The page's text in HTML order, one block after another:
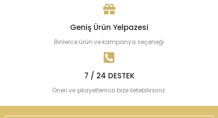
Geniş Ürün Yelpazesi
Binlerce ürün ve kampanya seçeneği
7 / 24 DESTEK
Öneri ve şikayetlerinizi bize iletebilirsiniz.